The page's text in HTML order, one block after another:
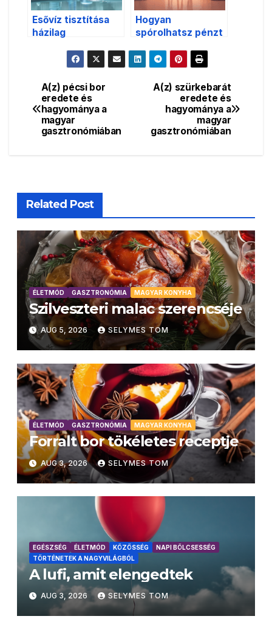
Esővíz tisztítása
házilag
Hogyan
spórolhatsz pénzt
energiatakarékoss
ággal?
Bejegyzés
navigáció
A(z) szürkebarát
eredete és
hagyománya a
magyar
gasztronómiában
A(z) pécsi bor
eredete és
hagyománya a
magyar
gasztronómiában
Related Post
ÉLETMÓD GASZTRONÓMIA MAGYAR KONYHA
Szilveszteri malac szerencséje
AUG 5, 2026 SELYMES TOM
ÉLETMÓD GASZTRONÓMIA MAGYAR KONYHA
Forralt bor tökéletes receptje
AUG 3, 2026 SELYMES TOM
EGÉSZSÉG ÉLETMÓD KÖZÖSSÉG
NAPI BÖLCSESSÉG
TÖRTÉNETEK A NAGYVILÁGBÓL
A lufi, amit elengedtek
AUG 3, 2026 SELYMES TOM